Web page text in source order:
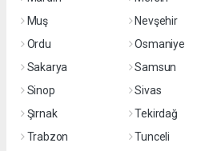
Muş
Nevşehir
Ordu
Osmaniye
Sakarya
Samsun
Sinop
Sivas
Şırnak
Tekirdağ
Trabzon
Tunceli